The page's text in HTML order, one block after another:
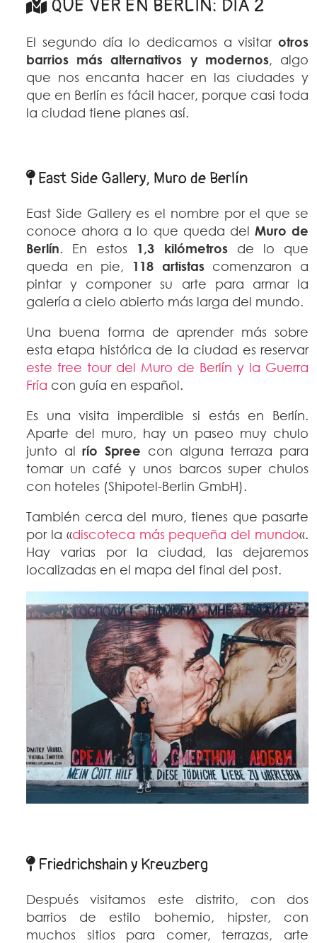
QUÉ VER EN BERLÍN: DÍA 2
El segundo día lo dedicamos a visitar otros
barrios más alternativos y modernos, algo
que nos encanta hacer en las ciudades y
que en Berlín es fácil hacer, porque casi toda
la ciudad tiene planes así.
East Side Gallery, Muro de Berlín
East Side Gallery es el nombre por el que se
conoce ahora a lo que queda del Muro de
Berlín. En estos 1,3 kilómetrosde lo que
queda en pie, 118 artistascomenzaron a
pintar y componer su arte para armar la
galería a cielo abierto más larga del mundo.
Una buena forma de aprender más sobre
esta etapa histórica de la ciudad es reservar
este free tour del Muro de Berlín y la Guerra
Fría con guía en español.
Es una visita imperdible si estás en Berlín.
Aparte del muro, hay un paseo muy chulo
junto al río Spree con alguna terraza para
tomar un café y unos barcos super chulos
con hoteles (Shipotel-Berlin GmbH).
También cerca del muro, tienes que pasarte
por la «discoteca más pequeña del mundo«.
Hay varias por la ciudad, las dejaremos
localizadas en el mapa del final del post.
Friedrichshain y Kreuzberg
Después visitamos este distrito, con dos
barrios de estilo bohemio, hipster, con
muchos sitios para comer, terrazas, arte